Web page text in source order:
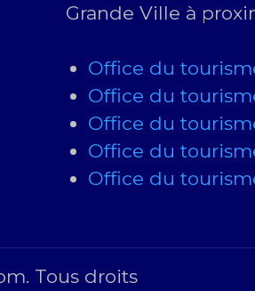
Grande Ville à
Office du
Office du
Office du
Office du
Office du
Tous droits